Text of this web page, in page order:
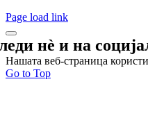
Page load link
нѐ и на
Нашата веб-страница
Go to Top